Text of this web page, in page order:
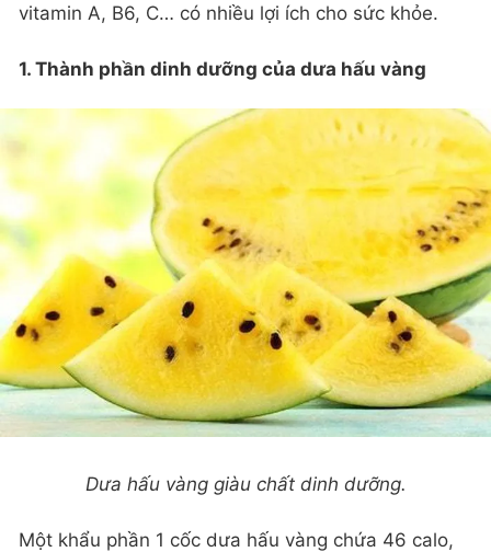
vitamin A, B6, C… có nhiều lợi ích cho sức khỏe.
1. Thành phần dinh dưỡng của dưa hấu vàng
Dưa hấu vàng giàu chất dinh dưỡng.
Một khẩu phần 1 cốc dưa hấu vàng chứa 46 calo,